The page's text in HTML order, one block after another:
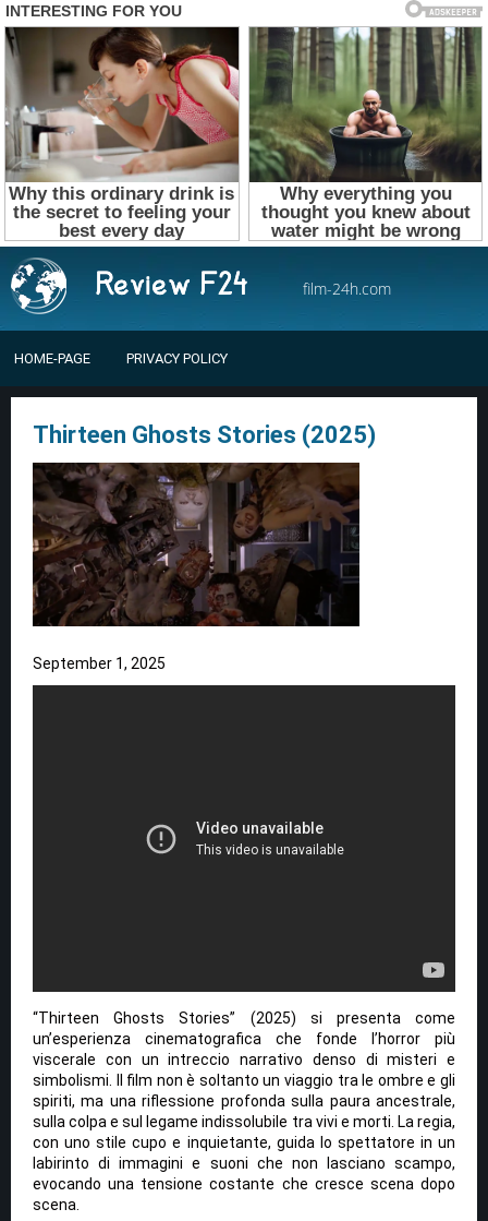
film-24h.com
HOME-PAGE PRIVACY POLICY
Thirteen Ghosts Stories (2025)
September 1, 2025
“Thirteen Ghosts Stories” (2025) si presenta come
un’esperienza cinematografica che fonde l’horror più
viscerale con un intreccio narrativo denso di misteri e
simbolismi. Il film non è soltanto un viaggio tra le ombre e gli
spiriti, ma una riflessione profonda sulla paura ancestrale,
sulla colpa e sul legame indissolubile tra vivi e morti. La regia,
con uno stile cupo e inquietante, guida lo spettatore in un
labirinto di immagini e suoni che non lasciano scampo,
evocando una tensione costante che cresce scena dopo
scena.